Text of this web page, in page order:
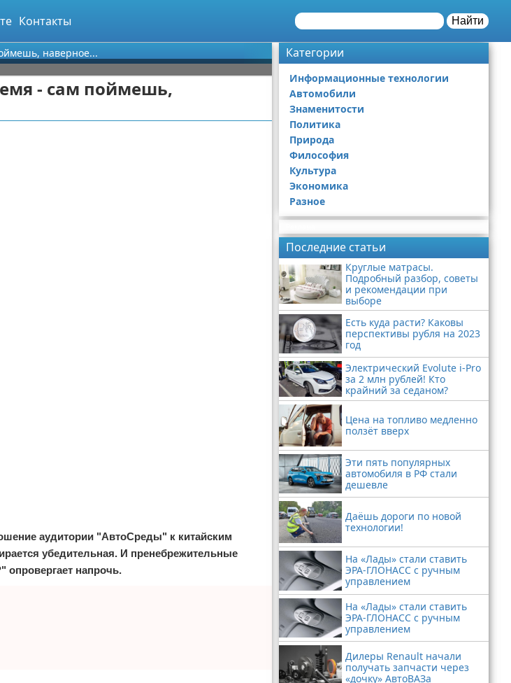
Контакты Найти
наверное...
- сам поймешь,
аудитории "АвтоСреды" к китайским
убедительная. И пренебрежительные
напрочь.
Категории
Информационные технологии
Автомобили
Знаменитости
Политика
Природа
Философия
Культура
Экономика
Разное
Последние статьи
Круглые матрасы.
Подробный разбор, советы
и рекомендации при
выборе
Есть куда расти? Каковы
перспективы рубля на 2023
год
Электрический Evolute i-Pro
за 2 млн рублей! Кто
крайний за седаном?
Цена на топливо медленно
ползёт вверх
Эти пять популярных
автомобиля в РФ стали
дешевле
Даёшь дороги по новой
технологии!
На «Лады» стали ставить
ЭРА-ГЛОНАСС с ручным
управлением
На «Лады» стали ставить
ЭРА-ГЛОНАСС с ручным
управлением
Дилеры Renault начали
получать запчасти через
«дочку» АвтоВАЗа